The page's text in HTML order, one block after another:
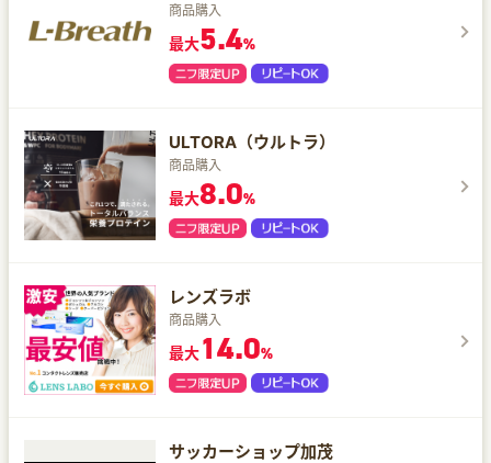
商品購入
最大5.4%
ULTORA（ウルトラ）
商品購入
最大8.0%
レンズラボ
商品購入
最大14.0%
サッカーショップ加茂